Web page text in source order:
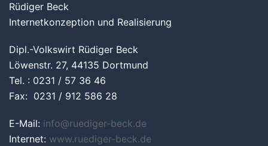
Rüdiger Beck
Internetkonzeption und Realisierung
Dipl.-Volkswirt Rüdiger Beck
Löwenstr. 27, 44135 Dortmund
Tel. : 0231 / 57 36 46
Fax: 0231 / 912 586 28
E-Mail: info@ruediger-beck.de
Internet: www.ruediger-beck.de